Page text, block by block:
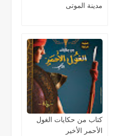
مدينة الموتى
كتاب من حكايات الغول
الأحمر الأخير